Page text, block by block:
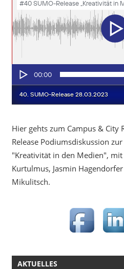
Hier gehts zum Campus &
Release Podiumsdiskussion
"Kreativität in den Medien", mit
Kurtulmus, Jasmin
Mikulitsch.
AKTUELLES